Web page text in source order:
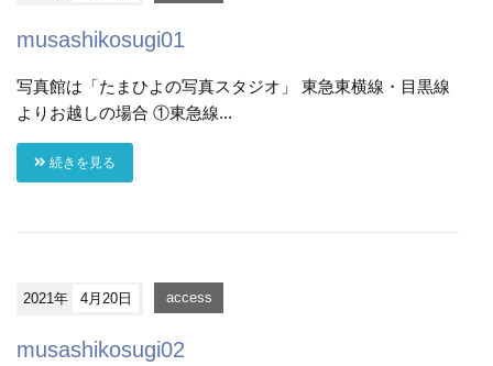
musashikosugi01
写真館は「たまひよの写真スタジオ」 東急東横線・目黒線
よりお越しの場合 ①東急線...
続きを見る
2021年 4月20日 access
musashikosugi02